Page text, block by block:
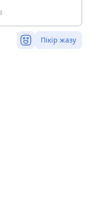
Пікір жазу